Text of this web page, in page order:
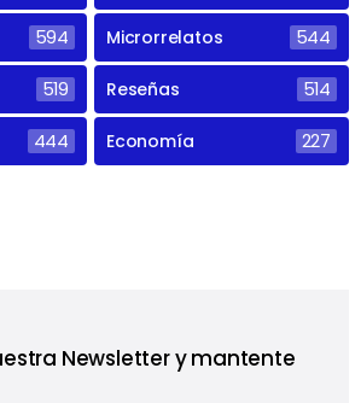
594 Microrrelatos 544
519 Reseñas 514
444 Economía 227
Newsletter y mantente